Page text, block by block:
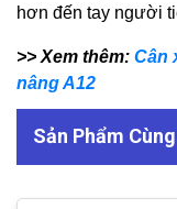
hơn đến tay người
>> Xem thêm: Cân
nâng A12
Sản Phẩm